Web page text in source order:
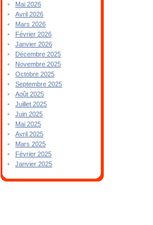
Mai 2026
Avril 2026
Mars 2026
Février 2026
Janvier 2026
Décembre 2025
Novembre 2025
Octobre 2025
Septembre 2025
Août 2025
Juillet 2025
Juin 2025
Mai 2025
Avril 2025
Mars 2025
Février 2025
Janvier 2025